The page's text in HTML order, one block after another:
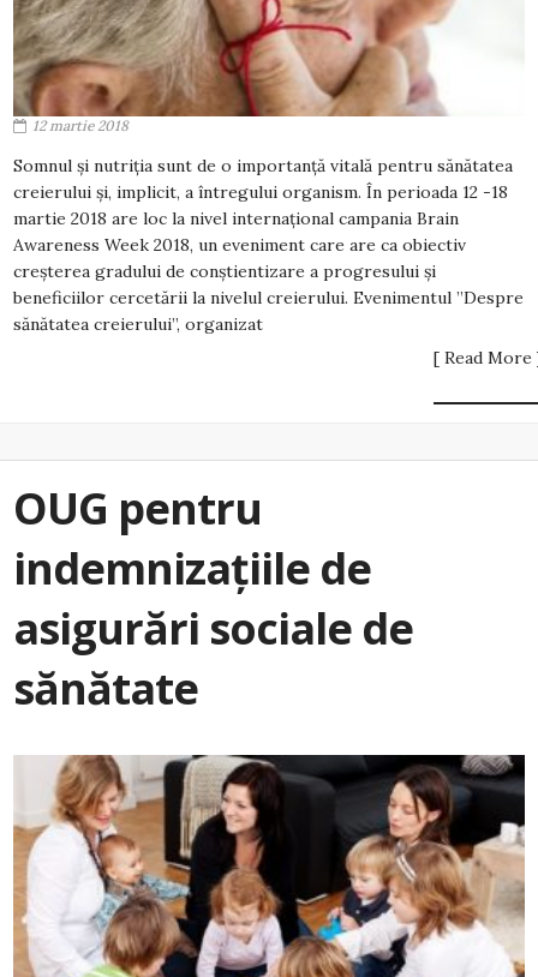
12 martie 2018
Somnul și nutriția sunt de o importanță vitală pentru sănătatea
creierului și, implicit, a întregului organism. În perioada 12 -18
martie 2018 are loc la nivel internațional campania Brain
Awareness Week 2018, un eveniment care are ca obiectiv
creșterea gradului de conștientizare a progresului și
beneficiilor cercetării la nivelul creierului. Evenimentul ”Despre
sănătatea creierului”, organizat
[ Read More
OUG pentru
indemnizațiile de
asigurări sociale de
sănătate